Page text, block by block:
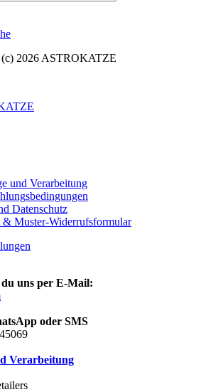
(c) 2026 ASTROKATZE
und Verarbeitung
Datenschutz
& Muster-Widerrufsformular
du uns per E-Mail:
oder SMS
Verarbeitung